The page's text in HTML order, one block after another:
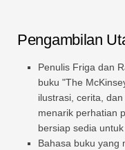
Pengambilan
Penulis Friga dan
buku "The
ilustrasi, cerita,
menarik perhatian
bersiap sedia
Bahasa buku yang